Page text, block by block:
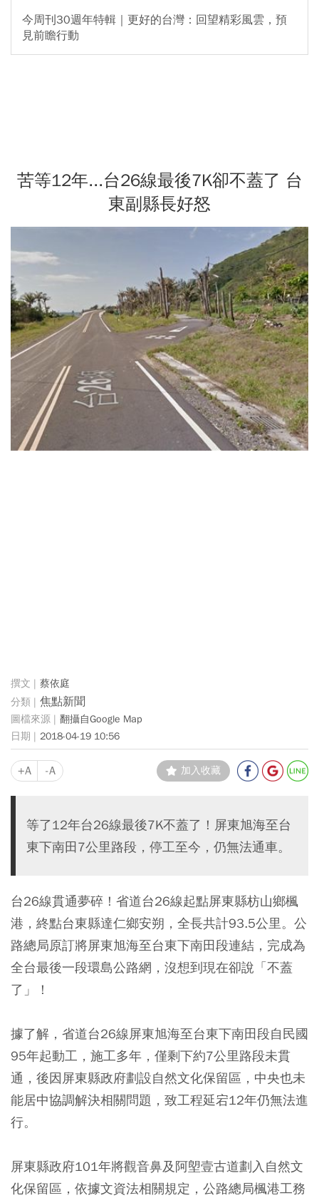
今周刊30週年特輯｜更好的台灣：回望精彩風雲，預
見前瞻行動
苦等12年...台26線最後7K卻不蓋了 台
東副縣長好怒
蔡依庭
焦點新聞
翻攝自Google Map
2018-04-19 10:56
+A -A 加入收藏
等了12年台26線最後7K不蓋了！屏東旭海至台
東下南田7公里路段，停工至今，仍無法通車。
台26線貫通夢碎！省道台26線起點屏東縣枋山鄉楓
港，終點台東縣達仁鄉安朔，全長共計93.5公里。公
路總局原訂將屏東旭海至台東下南田段連結，完成為
全台最後一段環島公路網，沒想到現在卻說「不蓋
了」！
據了解，省道台26線屏東旭海至台東下南田段自民國
95年起動工，施工多年，僅剩下約7公里路段未貫
通，後因屏東縣政府劃設自然文化保留區，中央也未
能居中協調解決相關問題，致工程延宕12年仍無法進
行。
屏東縣政府101年將觀音鼻及阿塱壹古道劃入自然文
化保留區，依據文資法相關規定，公路總局楓港工務